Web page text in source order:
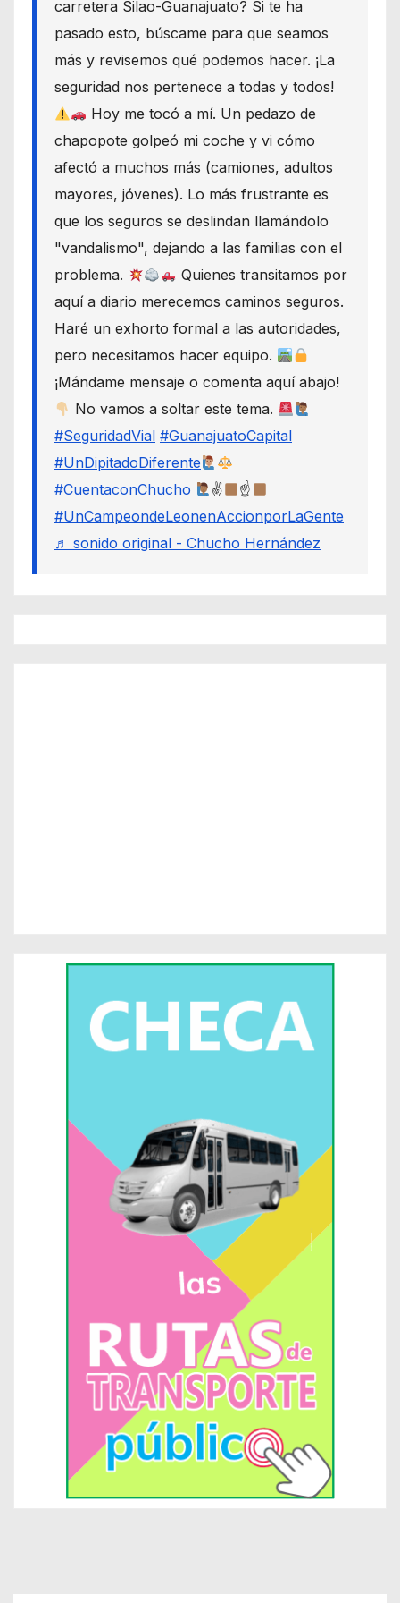
carretera Silao-Guanajuato? Si te ha
pasado esto, búscame para que seamos
más y revisemos qué podemos hacer. ¡La
seguridad nos pertenece a todas y todos!
Hoy me tocó a mí. Un pedazo de
chapopote golpeó mi coche y vi cómo
afectó a muchos más (camiones, adultos
mayores, jóvenes). Lo más frustrante es
que los seguros se deslindan llamándolo
"vandalismo", dejando a las familias con el
problema.
Quienes transitamos por
aquí a diario merecemos caminos seguros.
Haré un exhorto formal a las autoridades,
pero necesitamos hacer equipo.
¡Mándame mensaje o comenta aquí abajo!
No vamos a soltar este tema.
#SeguridadVial #GuanajuatoCapital
#UnDipitadoDiferente
#CuentaconChucho
✌
☝
#UnCampeondeLeonenAccionporLaGente
♬ sonido original - Chucho Hernández